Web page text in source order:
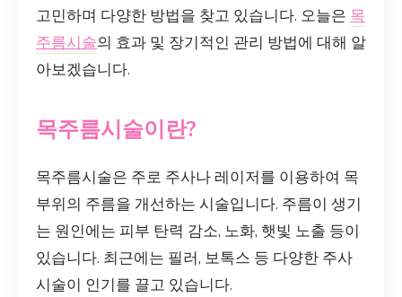
고민하며 다양한 방법을 찾고 있습니다. 오늘은 목
주름시술의 효과 및 장기적인 관리 방법에 대해 알
아보겠습니다.
목주름시술이란?
목주름시술은 주로 주사나 레이저를 이용하여 목
부위의 주름을 개선하는 시술입니다. 주름이 생기
는 원인에는 피부 탄력 감소, 노화, 햇빛 노출 등이
있습니다. 최근에는 필러, 보톡스 등 다양한 주사
시술이 인기를 끌고 있습니다.